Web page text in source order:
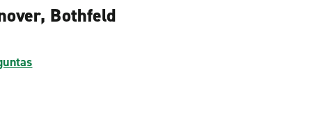
Bothfeld